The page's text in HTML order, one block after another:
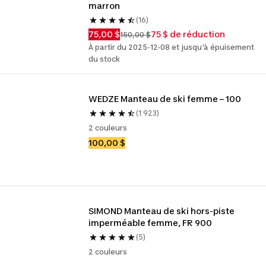
marron
(16)
75,00 $150,00 $75 $ de réduction
À partir du 2025-12-08 et jusqu'à épuisement
du stock
WEDZE Manteau de ski femme – 100
(1 923)
2 couleurs
100,00 $
SIMOND Manteau de ski hors-piste
imperméable femme, FR 900
(5)
2 couleurs